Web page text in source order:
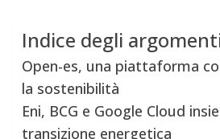
Indice degli
Open-es, una piattaforma
la sostenibilità
Eni, BCG e Google Cloud
transizione energetica